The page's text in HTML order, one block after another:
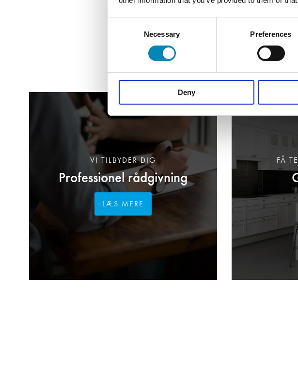
Necessary Preferences
Deny
Professionel rådgivning
VI TILBYDER DIG
LÆS MERE
FÅ